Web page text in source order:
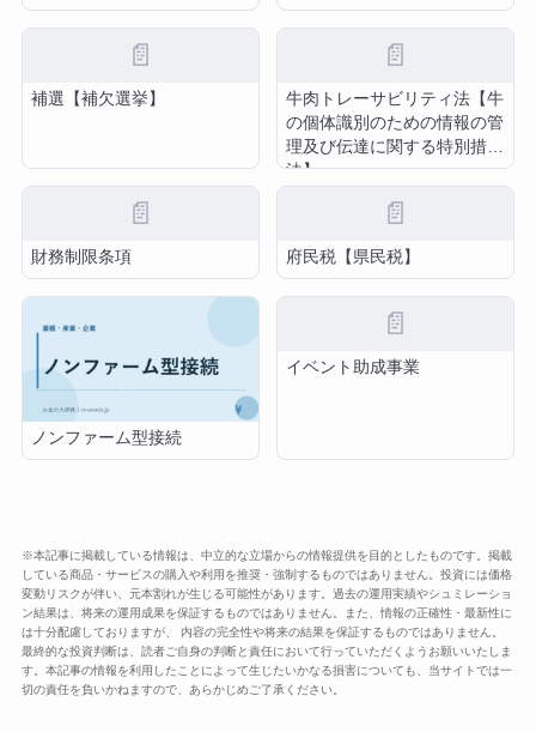
📄
補選【補欠選挙】
📄
牛肉トレーサビリティ法【牛
の個体識別のための情報の管
理及び伝達に関する特別措置
法】
📄
財務制限条項
📄
府民税【県民税】
ノンファーム型接続
📄
イベント助成事業
※本記事に掲載している情報は、中立的な立場からの情報提供を目的としたものです。掲載
している商品・サービスの購入や利用を推奨・強制するものではありません。投資には価格
変動リスクが伴い、元本割れが生じる可能性があります。過去の運用実績やシュミレーショ
ン結果は、将来の運用成果を保証するものではありません。また、情報の正確性・最新性に
は十分配慮しておりますが、 内容の完全性や将来の結果を保証するものではありません。
最終的な投資判断は、読者ご自身の判断と責任において行っていただくようお願いいたしま
す。本記事の情報を利用したことによって生じたいかなる損害についても、当サイトでは一
切の責任を負いかねますので、あらかじめご了承ください。